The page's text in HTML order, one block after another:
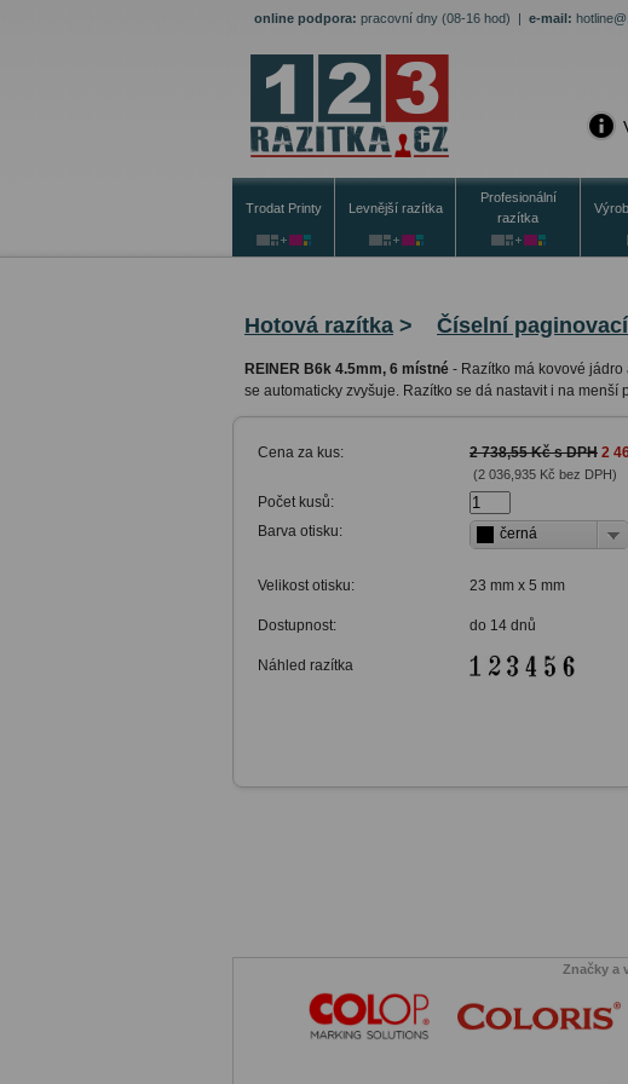
online podpora: pracovní dny (08-16 hod) | e-mail:
Trodat Printy Levnější razítka
Profesionální
razítka
Hotová razítka > Číselní paginovací
REINER B6k 4.5mm, 6 místné - Razítko má kovové
se automaticky zvyšuje. Razítko se dá nastavit i na
Cena za kus: 2 738,55 Kč s DPH 2
(2 036,935 Kč bez DPH)
Počet kusů:
Barva otisku:
černá
Velikost otisku: 23 mm x 5 mm
Dostupnost: do 14 dnů
Náhled razítka
Značky a